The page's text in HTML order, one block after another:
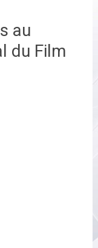
au
du Film